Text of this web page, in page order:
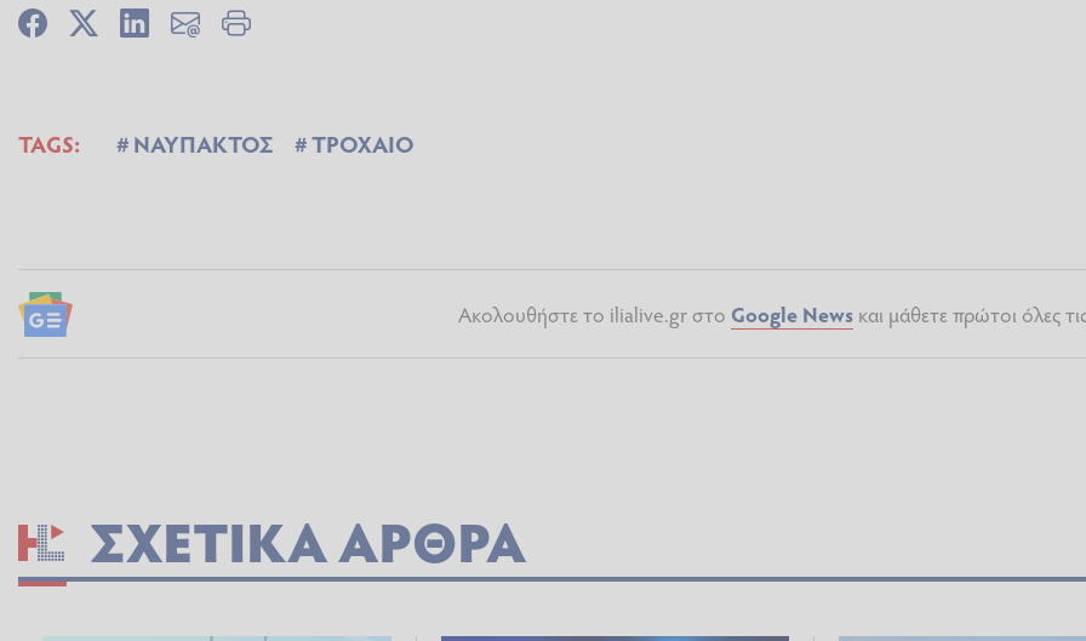
TAGS: ΝΑΥΠΑΚΤΟΣ ΤΡΟΧΑΙΟ
Ακολουθήστε το ilialive.gr στο Google Newsκαι μάθετε πρώτοι όλες
ΣΧΕΤΙΚΆ ΆΡΘΡΑ